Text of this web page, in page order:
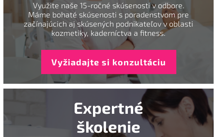
Využite naše 15-ročné skúsenosti v odbore.
Máme bohaté skúsenosti s poradenstvom pre
začínajúcich aj skúsených podnikateľov v oblasti
kozmetiky, kaderníctva a fitness.
Vyžiadajte si konzultáciu
Expertné
školenie